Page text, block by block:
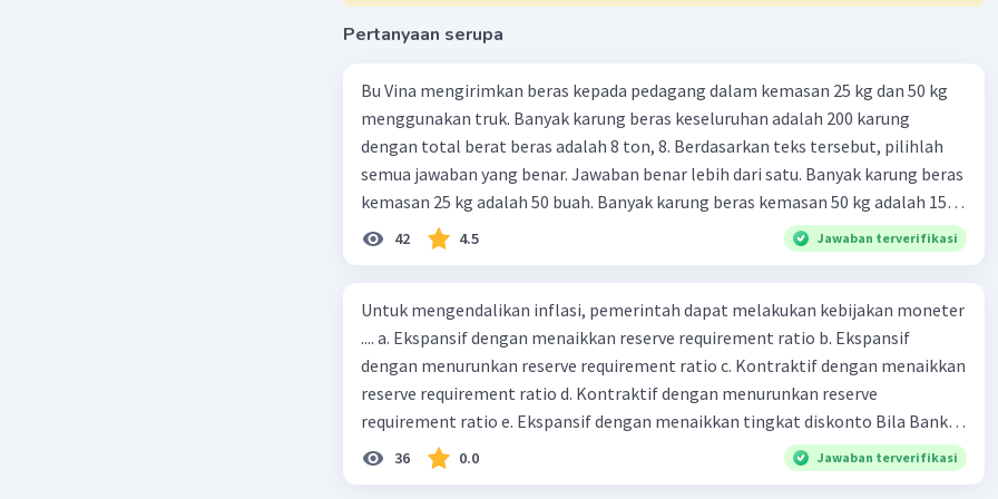
Pertanyaan serupa
Bu Vina mengirimkan beras kepada pedagang dalam kemasan 25 kg dan 50 kg
menggunakan truk. Banyak karung beras keseluruhan adalah 200 karung
dengan total berat beras adalah 8 ton, 8. Berdasarkan teks tersebut, pilihlah
semua jawaban yang benar. Jawaban benar lebih dari satu. Banyak karung beras
kemasan 25 kg adalah 50 buah. Banyak karung beras kemasan 50 kg adalah 150
buah. Total berat beras dalam kemasan 25 kg adalah 2 ton. Perbandingan berat
beras kemasan 25 kg dan 50 kg dalam truk adalah 1: 3. 9. Berdasarkan teks
Rp14.000, berapakah biaya angkut semua beras yang harus dibayar oleh Bu
Vina? A. Rp2.540.000 C. Rp2.312.000 B. Rp2.475.000 D. Rp2.280.000
42 4.5 Jawaban terverifikasi
Untuk mengendalikan inflasi, pemerintah dapat melakukan kebijakan moneter
.... a. Ekspansif dengan menaikkan reserve requirement ratio b. Ekspansif
dengan menurunkan reserve requirement ratio c. Kontraktif dengan menaikkan
reserve requirement ratio d. Kontraktif dengan menurunkan reserve
requirement ratio e. Ekspansif dengan menaikkan tingkat diskonto Bila Bank
Indonesia melakukan kebijakan moneter ekspansif, ceteris paribus maka .... a.
Menimbulkan inflasi di mana bentuk kurva jumlah uang beredar (penawaran
36 0.0 Jawaban terverifikasi